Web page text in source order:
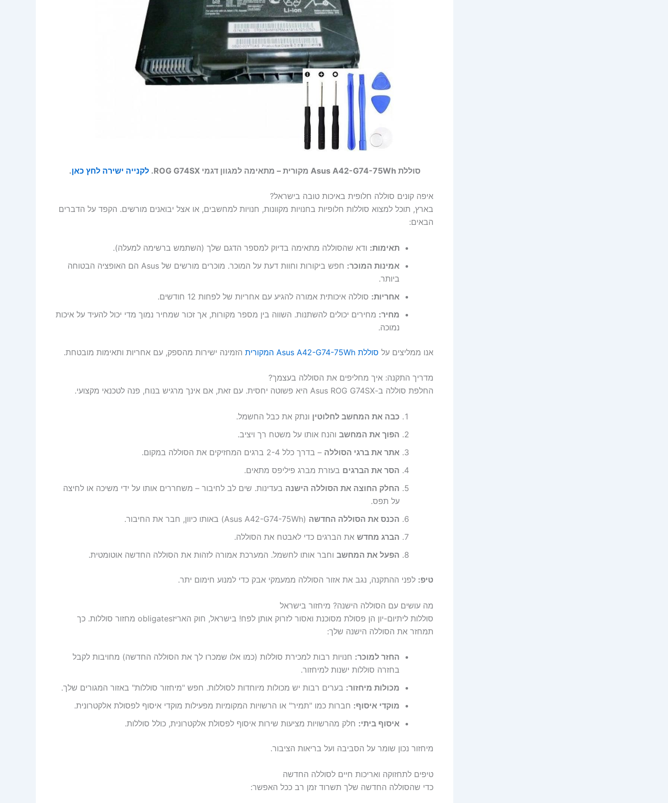
סוללת Asus A42-G74-75Wh מקורית – מתאימה למגוון דגמי ROG G74SX. לקנייה ישירה לחץ כאן.
איפה קונים סוללה חלופית באיכות טובה בישראל?
בארץ, תוכל למצוא סוללות חלופיות בחנויות מקוונות, חנויות למחשבים, או אצל יבואנים מורשים. הקפד על הדברים
הבאים:
תאימות: ודא שהסוללה מתאימה בדיוק למספר הדגם שלך (השתמש ברשימה למעלה).
אמינות המוכר:
חפש ביקורות וחוות דעת על המוכר. מוכרים מורשים של Asus הם האופציה הבטוחה
ביותר.
אחריות: סוללה איכותית אמורה להגיע עם אחריות של לפחות 12 חודשים.
מחיר: מחירים יכולים להשתנות. השווה בין מספר מקורות, אך זכור שמחיר נמוך מדי יכול להעיד על איכות
נמוכה.
אנו ממליצים על סוללת Asus A42-G74-75Wh המקורית הזמינה ישירות מהספק, עם אחריות ותאימות מובטחת.
מדריך התקנה: איך מחליפים את הסוללה בעצמך?
החלפת סוללה ב-Asus ROG G74SX היא פשוטה יחסית. עם זאת, אם אינך מרגיש בנוח, פנה לטכנאי מקצועי.
כבה את המחשב לחלוטין ונתק את כבל החשמל.
הפוך את המחשב והנח אותו על משטח רך ויציב.
אתר את ברגי הסוללה – בדרך כלל 2-4 ברגים המחזיקים את הסוללה במקום.
הסר את הברגים בעזרת מברג פיליפס מתאים.
החלק החוצה את הסוללה הישנה בעדינות. שים לב לחיבור – משחררים אותו על ידי משיכה או לחיצה
על תפס.
הכנס את הסוללה החדשה (Asus A42-G74-75Wh) באותו כיוון, חבר את החיבור.
הברג מחדש את הברגים כדי לאבטח את הסוללה.
הפעל את המחשב וחבר אותו לחשמל. המערכת אמורה לזהות את הסוללה החדשה אוטומטית.
טיפ: לפני ההתקנה, נגב את אזור הסוללה ממעמקי אבק כדי למנוע חימום יתר.
מה עושים עם הסוללה הישנה? מיחזור בישראל
סוללות ליתיום-יון הן פסולת מסוכנת ואסור לזרוק אותן לפח! בישראל, חוק האריזobligates מחזור סוללות. כך
תמחזר את הסוללה הישנה שלך:
החזר למוכר: חנויות רבות למכירת סוללות (כמו אלו שמכרו לך את הסוללה החדשה) מחויבות לקבל
בחזרה סוללות ישנות למיחזור.
מכולות מיחזור: בערים רבות יש מכולות מיוחדות לסוללות. חפש "מיחזור סוללות" באזור המגורים שלך.
מוקדי איסוף: חברות כמו "תמיר" או הרשויות המקומיות מפעילות מוקדי איסוף לפסולת אלקטרונית.
איסוף ביתי: חלק מהרשויות מציעות שירות איסוף לפסולת אלקטרונית, כולל סוללות.
מיחזור נכון שומר על הסביבה ועל בריאות הציבור.
טיפים לתחזוקה ואריכות חיים לסוללה החדשה
כדי שהסוללה החדשה שלך תשרוד זמן רב ככל האפשר: